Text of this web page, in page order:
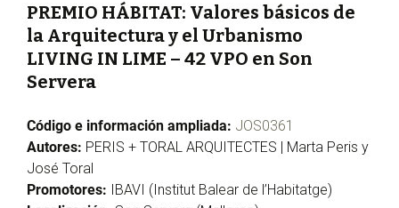
PREMIO HÁBITAT: Valores básicos de
la Arquitectura y el Urbanismo
LIVING IN LIME – 42 VPO en Son
Servera
Código e información ampliada: JOS0361
Autores: PERIS + TORAL ARQUITECTES | Marta Peris y
José Toral
Promotores: IBAVI (Institut Balear de l’Habitatge)